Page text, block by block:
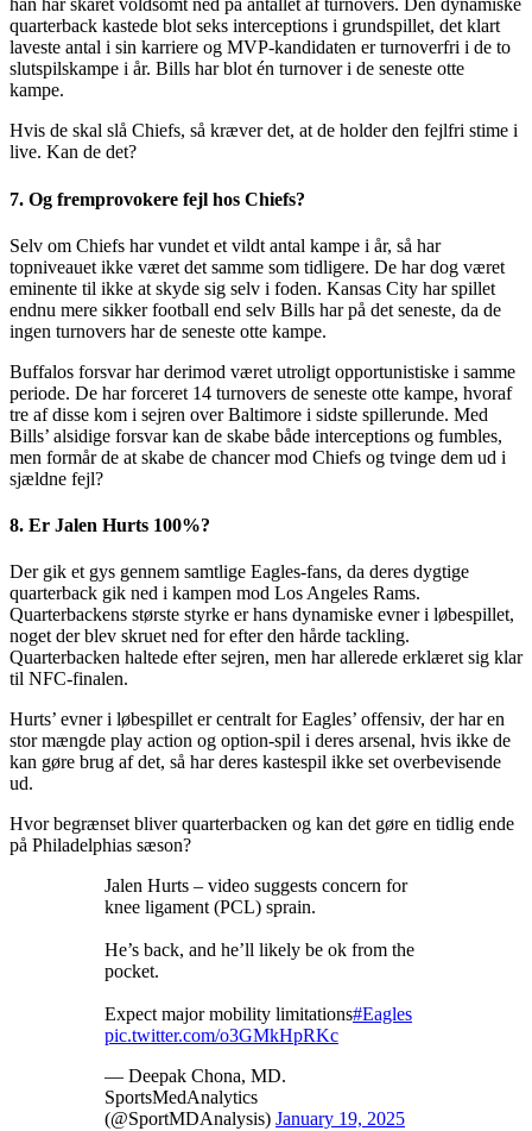
han har skåret voldsomt ned på antallet af turnovers. Den dynamiske
quarterback kastede blot seks interceptions i grundspillet, det klart
laveste antal i sin karriere og MVP-kandidaten er turnoverfri i de to
slutspilskampe i år. Bills har blot én turnover i de seneste otte
kampe.
Hvis de skal slå Chiefs, så kræver det, at de holder den fejlfri stime i
live. Kan de det?
7. Og fremprovokere fejl hos Chiefs?
Selv om Chiefs har vundet et vildt antal kampe i år, så har
topniveauet ikke været det samme som tidligere. De har dog været
eminente til ikke at skyde sig selv i foden. Kansas City har spillet
endnu mere sikker football end selv Bills har på det seneste, da de
ingen turnovers har de seneste otte kampe.
Buffalos forsvar har derimod været utroligt opportunistiske i samme
periode. De har forceret 14 turnovers de seneste otte kampe, hvoraf
tre af disse kom i sejren over Baltimore i sidste spillerunde. Med
Bills’ alsidige forsvar kan de skabe både interceptions og fumbles,
men formår de at skabe de chancer mod Chiefs og tvinge dem ud i
sjældne fejl?
8. Er Jalen Hurts 100%?
Der gik et gys gennem samtlige Eagles-fans, da deres dygtige
quarterback gik ned i kampen mod Los Angeles Rams.
Quarterbackens største styrke er hans dynamiske evner i løbespillet,
noget der blev skruet ned for efter den hårde tackling.
Quarterbacken haltede efter sejren, men har allerede erklæret sig klar
til NFC-finalen.
Hurts’ evner i løbespillet er centralt for Eagles’ offensiv, der har en
stor mængde play action og option-spil i deres arsenal, hvis ikke de
kan gøre brug af det, så har deres kastespil ikke set overbevisende
ud.
Hvor begrænset bliver quarterbacken og kan det gøre en tidlig ende
på Philadelphias sæson?
Jalen Hurts – video suggests concern for
knee ligament (PCL) sprain.
He’s back, and he’ll likely be ok from the
pocket.
Expect major mobility limitations#Eagles
pic.twitter.com/o3GMkHpRKc
— Deepak Chona, MD.
SportsMedAnalytics
(@SportMDAnalysis) January 19, 2025